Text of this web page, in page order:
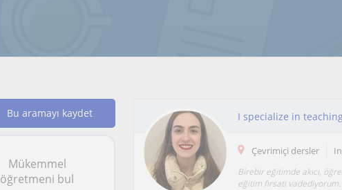
Bu aramayı kaydet
Mükemmel
öğretmeni bul
Çevrimiçi dersler
Birebir eğitimde akıcı,
eğitim fırsatı